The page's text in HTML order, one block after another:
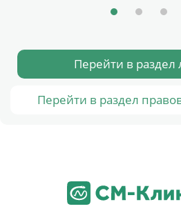
Перейти в раздел
Перейти в раздел